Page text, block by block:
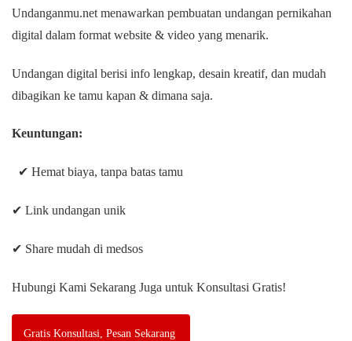
Undanganmu.net menawarkan pembuatan undangan pernikahan
digital dalam format website & video yang menarik.
Undangan digital berisi info lengkap, desain kreatif, dan mudah
dibagikan ke tamu kapan & dimana saja.
Keuntungan:
✔ Hemat biaya, tanpa batas tamu
✔ Link undangan unik
✔ Share mudah di medsos
Hubungi Kami Sekarang Juga untuk Konsultasi Gratis!
Gratis Konsultasi, Pesan Sekarang